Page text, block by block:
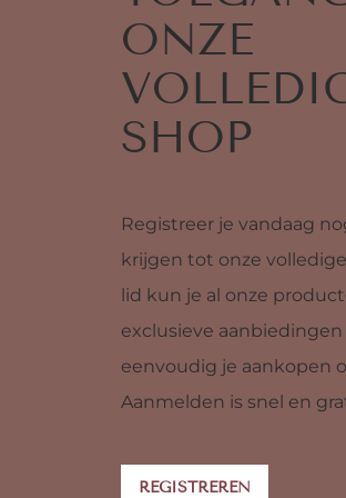
ONZE
SHOP
Registreer je vandaag
krijgen tot onze
lid kun je al onze
exclusieve
eenvoudig je aankopen
Aanmelden is snel en
REGISTREREN